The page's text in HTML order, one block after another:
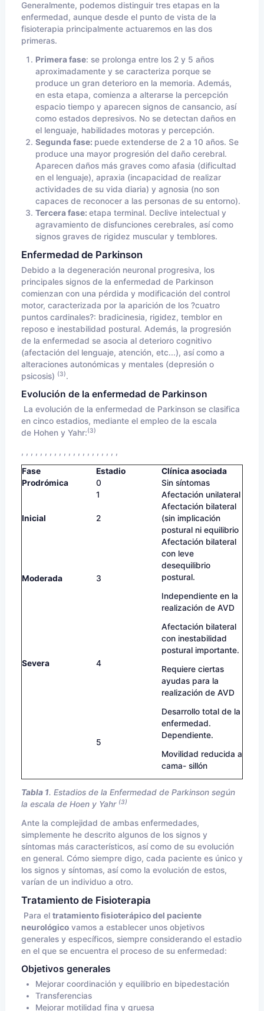
Generalmente, podemos distinguir tres etapas en la
enfermedad, aunque desde el punto de vista de la
fisioterapia principalmente actuaremos en las dos
primeras.
Primera fase: se prolonga entre los 2 y 5 años
aproximadamente y se caracteriza porque se
produce un gran deterioro en la memoria. Además,
en esta etapa, comienza a alterarse la percepción
espacio tiempo y aparecen signos de cansancio, así
como estados depresivos. No se detectan daños en
el lenguaje, habilidades motoras y percepción.
Segunda fase: puede extenderse de 2 a 10 años. Se
produce una mayor progresión del daño cerebral.
Aparecen daños más graves como afasia (dificultad
en el lenguaje), apraxia (incapacidad de realizar
actividades de su vida diaria) y agnosia (no son
capaces de reconocer a las personas de su entorno).
Tercera fase: etapa terminal. Declive intelectual y
agravamiento de disfunciones cerebrales, así como
signos graves de rigidez muscular y temblores.
Enfermedad de Parkinson
Debido a la degeneración neuronal progresiva, los
principales signos de la enfermedad de Parkinson
comienzan con una pérdida y modificación del control
motor, caracterizada por la aparición de los ?cuatro
puntos cardinales?: bradicinesia, rigidez, temblor en
reposo e inestabilidad postural. Además, la progresión
de la enfermedad se asocia al deterioro cognitivo
(afectación del lenguaje, atención, etc...), así como a
alteraciones autonómicas y mentales (depresión o
psicosis) (3).
Evolución de la enfermedad de Parkinson
La evolución de la enfermedad de Parkinson se clasifica
en cinco estadios, mediante el empleo de la escala
de Hohen y Yahr:(3)
, , , , , , , , , , , , , , , , , , , , ,
Fase Estadio
Clínica asociada
Prodrómica
0
Sin síntomas
1
Afectación unilateral
Inicial 2
Afectación bilateral
(sin implicación
postural ni equilibrio
Moderada 3
Afectación bilateral
con leve
desequilibrio
postural.
Independiente en la
realización de AVD
Severa 4
Afectación bilateral
con inestabilidad
postural importante.
Requiere ciertas
ayudas para la
realización de AVD
5
Desarrollo total de la
enfermedad.
Dependiente.
Movilidad reducida a
cama- sillón
Tabla 1. Estadios de la Enfermedad de Parkinson según
la escala de Hoen y Yahr (3)
Ante la complejidad de ambas enfermedades,
simplemente he descrito algunos de los signos y
síntomas más característicos, así como de su evolución
en general. Cómo siempre digo, cada paciente es único y
los signos y síntomas, así como la evolución de estos,
varían de un individuo a otro.
Tratamiento de Fisioterapia
Para el tratamiento fisioterápico del paciente
neurológico vamos a establecer unos objetivos
generales y específicos, siempre considerando el estadio
en el que se encuentra el proceso de su enfermedad:
Objetivos generales
Mejorar coordinación y equilibrio en bipedestación
Transferencias
Mejorar motilidad fina y gruesa